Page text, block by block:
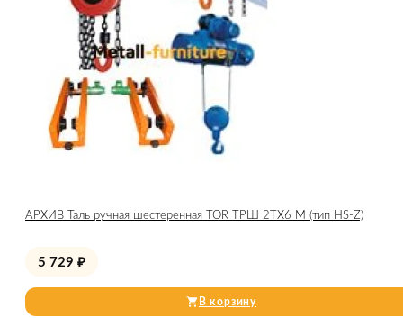
АРХИВ Таль ручная шестеренная TOR ТРШ 2ТХ6 М (тип HS-Z)
5 729 ₽
В корзину